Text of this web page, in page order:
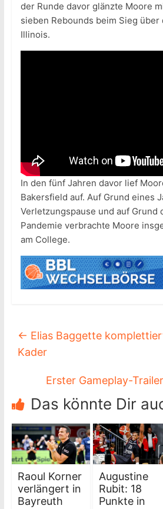
der Runde davor glänzte Moore
sieben Rebounds beim Sieg
Illinois.
In den fünf Jahren davor lief
Bakersfield auf. Auf Grund eines
Verletzungspause und auf Grund
Pandemie verbrachte Moore
am College.
← Elias Baggette
Kader
Erster Gameplay-
Das könnte Dir
Raoul Korner
verlängert in
Bayreuth
Augustine
Rubit: 18
Punkte in